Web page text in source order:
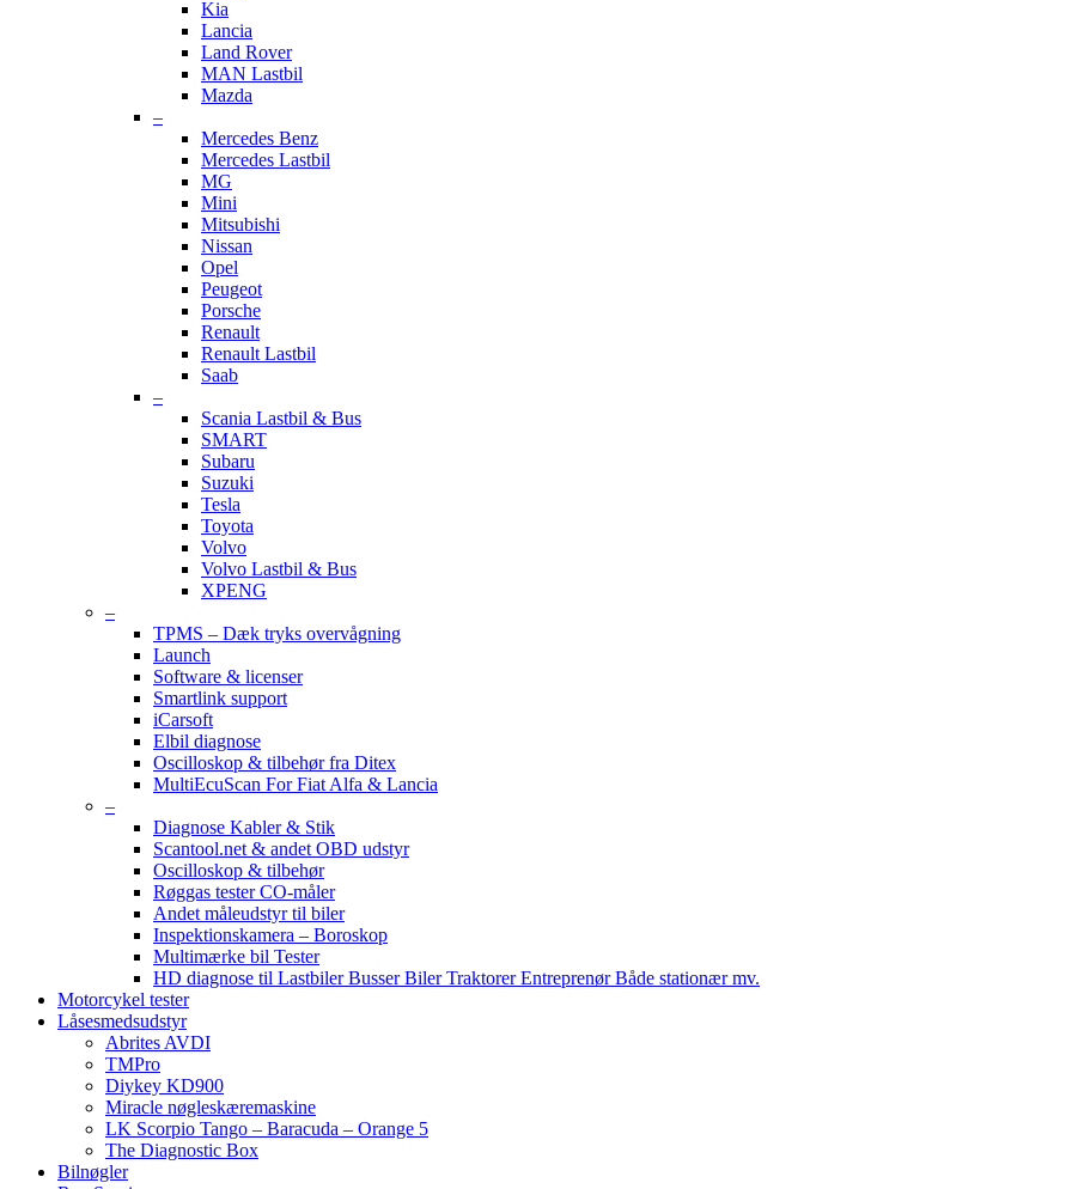
Kia
Lancia
Land Rover
MAN Lastbil
Mazda
–
Mercedes Benz
Mercedes Lastbil
MG
Mini
Mitsubishi
Nissan
Opel
Peugeot
Porsche
Renault
Renault Lastbil
Saab
–
Scania Lastbil & Bus
SMART
Subaru
Suzuki
Tesla
Toyota
Volvo
Volvo Lastbil & Bus
XPENG
–
TPMS – Dæk tryks overvågning
Launch
Software & licenser
Smartlink support
iCarsoft
Elbil diagnose
Oscilloskop & tilbehør fra Ditex
MultiEcuScan For Fiat Alfa & Lancia
–
Diagnose Kabler & Stik
Scantool.net & andet OBD udstyr
Oscilloskop & tilbehør
Røggas tester CO-måler
Andet måleudstyr til biler
Inspektionskamera – Boroskop
Multimærke bil Tester
HD diagnose til Lastbiler Busser Biler Traktorer Entreprenør Både stationær mv.
Motorcykel tester
Låsesmedsudstyr
Abrites AVDI
TMPro
Diykey KD900
Miracle nøgleskæremaskine
LK Scorpio Tango – Baracuda – Orange 5
The Diagnostic Box
Bilnøgler